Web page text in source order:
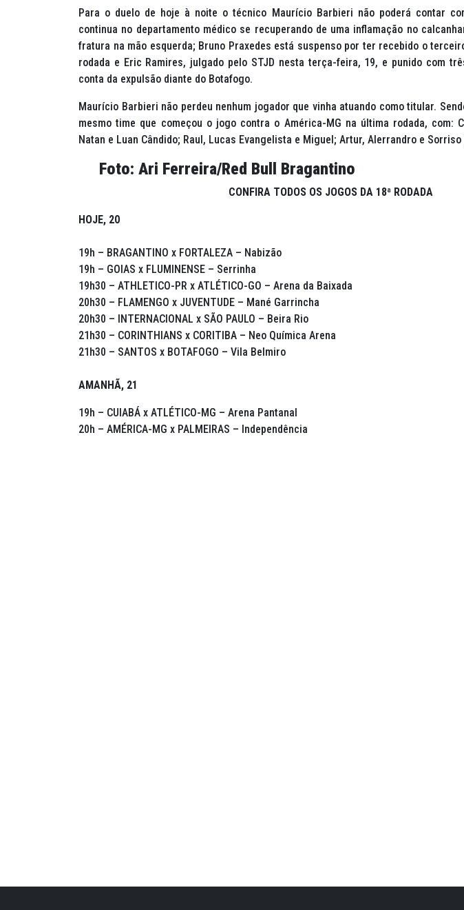
Para o duelo de hoje à noite o técnico Maurício Barbieri não poderá contar
continua no departamento médico se recuperando de uma inflamação no
fratura na mão esquerda; Bruno Praxedes está suspenso por ter recebido o
rodada e Eric Ramires, julgado pelo STJD nesta terça-feira, 19, e punido com
conta da expulsão diante do Botafogo.
Maurício Barbieri não perdeu nenhum jogador que vinha atuando como titular.
mesmo time que começou o jogo contra o América-MG na última rodada, com:
Natan e Luan Cândido; Raul, Lucas Evangelista e Miguel; Artur, Alerrandro e Sorriso
Foto: Ari Ferreira/Red Bull Bragantino
CONFIRA TODOS OS JOGOS DA 18ª RODADA
HOJE, 20
19h – BRAGANTINO x FORTALEZA – Nabizão
19h – GOIAS x FLUMINENSE – Serrinha
19h30 – ATHLETICO-PR x ATLÉTICO-GO – Arena da Baixada
20h30 – FLAMENGO x JUVENTUDE – Mané Garrincha
20h30 – INTERNACIONAL x SÃO PAULO – Beira Rio
21h30 – CORINTHIANS x CORITIBA – Neo Química Arena
21h30 – SANTOS x BOTAFOGO – Vila Belmiro
AMANHÃ, 21
19h – CUIABÁ x ATLÉTICO-MG – Arena Pantanal
20h – AMÉRICA-MG x PALMEIRAS – Independência